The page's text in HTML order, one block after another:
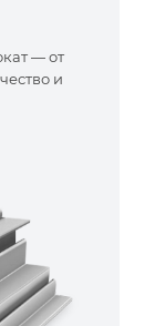
— от
и